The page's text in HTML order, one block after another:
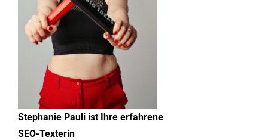
Stephanie Pauli ist Ihre erfahrene
SEO-Texterin